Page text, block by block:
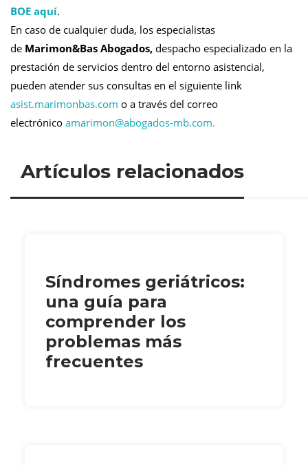
BOE aquí.
En caso de cualquier duda, los especialistas
de Marimon&Bas Abogados, despacho especializado en la
prestación de servicios dentro del entorno asistencial,
pueden atender sus consultas en el siguiente link
asist.marimonbas.com o a través del correo
electrónico amarimon@abogados-mb.com.
Artículos relacionados
Síndromes geriátricos:
una guía para
comprender los
problemas más
frecuentes